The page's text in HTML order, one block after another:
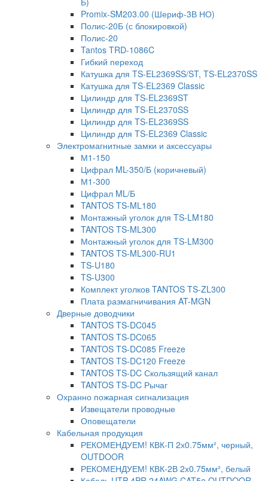
Promix-SM203.00 (Шериф-3В НО)
Полис-20Б (с блокировкой)
Полис-20
Tantos TRD-1086C
Гибкий переход
Катушка для TS-EL2369SS/ST, TS-EL2370SS
Катушка для TS-EL2369 Classic
Цилиндр для TS-EL2369ST
Цилиндр для TS-EL2370SS
Цилиндр для TS-EL2369SS
Цилиндр для TS-EL2369 Classic
Электромагнитные замки и аксессуары
М1-150
Цифрал ML-350/Б (коричневый)
М1-300
Цифрал ML/Б
TANTOS TS-ML180
Монтажный уголок для TS-LM180
TANTOS TS-ML300
Монтажный уголок для TS-LM300
TANTOS TS-ML300-RU1
TS-U180
TS-U300
Комплект уголков TANTOS TS-ZL300
Плата размагничивания AT-MGN
Дверные доводчики
TANTOS TS-DC045
TANTOS TS-DC065
TANTOS TS-DC085 Freeze
TANTOS TS-DC120 Freeze
TANTOS TS-DC Скользящий канал
TANTOS TS-DC Рычаг
Охранно пожарная сигнализация
Извещатели проводные
Оповещатели
Кабельная продукция
РЕКОМЕНДУЕМ! КВК-П 2х0.75мм², черный,
OUTDOOR
РЕКОМЕНДУЕМ! КВК-2В 2х0.75мм², белый